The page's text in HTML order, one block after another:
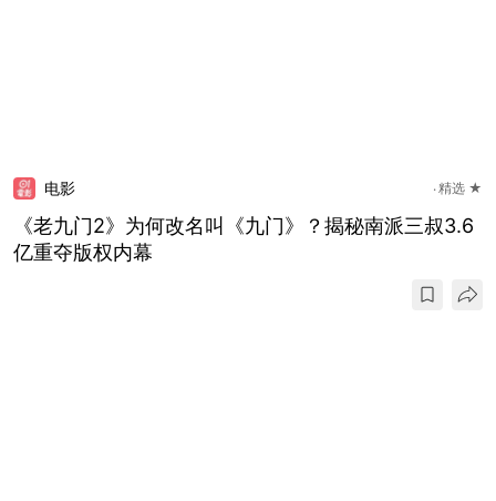
电影 精选 ★
《老九门2》为何改名叫《九门》？揭秘南派三叔3.6
亿重夺版权内幕